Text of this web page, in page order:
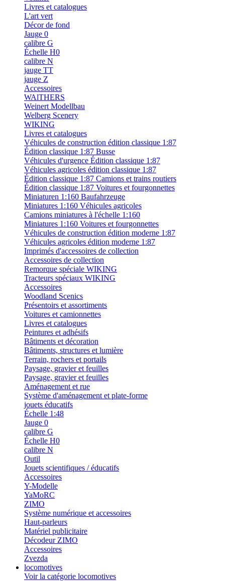
Livres et catalogues
L'art vert
Décor de fond
Jauge 0
calibre G
Échelle H0
calibre N
jauge TT
jauge Z
Accessoires
WAlTHERS
Weinert Modellbau
Welberg Scenery
WIKING
Livres et catalogues
Véhicules de construction édition classique 1:87
Édition classique 1:87 Busse
Véhicules d'urgence Édition classique 1:87
Véhicules agricoles édition classique 1:87
Édition classique 1:87 Camions et trains routiers
Édition classique 1:87 Voitures et fourgonnettes
Miniaturen 1:160 Baufahrzeuge
Miniatures 1:160 Véhicules agricoles
Camions miniatures à l'échelle 1:160
Miniatures 1:160 Voitures et fourgonnettes
Véhicules de construction édition moderne 1:87
Véhicules agricoles édition moderne 1:87
Imprimés d'accessoires de collection
Accessoires de collection
Remorque spéciale WIKING
Tracteurs spéciaux WIKING
Accessoires
Woodland Scenics
Présentoirs et assortiments
Voitures et camionnettes
Livres et catalogues
Peintures et adhésifs
Bâtiments et décoration
Bâtiments, structures et lumière
Terrain, rochers et portails
Paysage, gravier et feuilles
Paysage, gravier et feuilles
Aménagement et rue
Système d'aménagement et plate-forme
jouets éducatifs
Échelle 1:48
Jauge 0
calibre G
Échelle H0
calibre N
Outil
Jouets scientifiques / éducatifs
Accessoires
Y-Modelle
YaMoRC
ZIMO
Système numérique et accessoires
Haut-parleurs
Matériel publicitaire
Décodeur ZIMO
Accessoires
Zvezda
locomotives
Voir la catégorie locomotives